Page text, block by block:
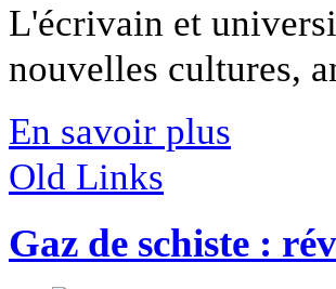
L'écrivain et
nouvelles cultures,
En savoir plus
Old Links
Gaz de schiste :